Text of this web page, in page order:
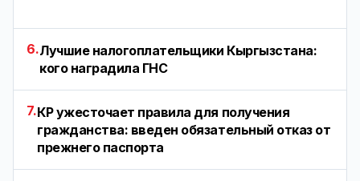
6.Лучшие налогоплательщики Кыргызстана:
кого наградила ГНС
7.КР ужесточает правила для получения
гражданства: введен обязательный отказ от
прежнего паспорта